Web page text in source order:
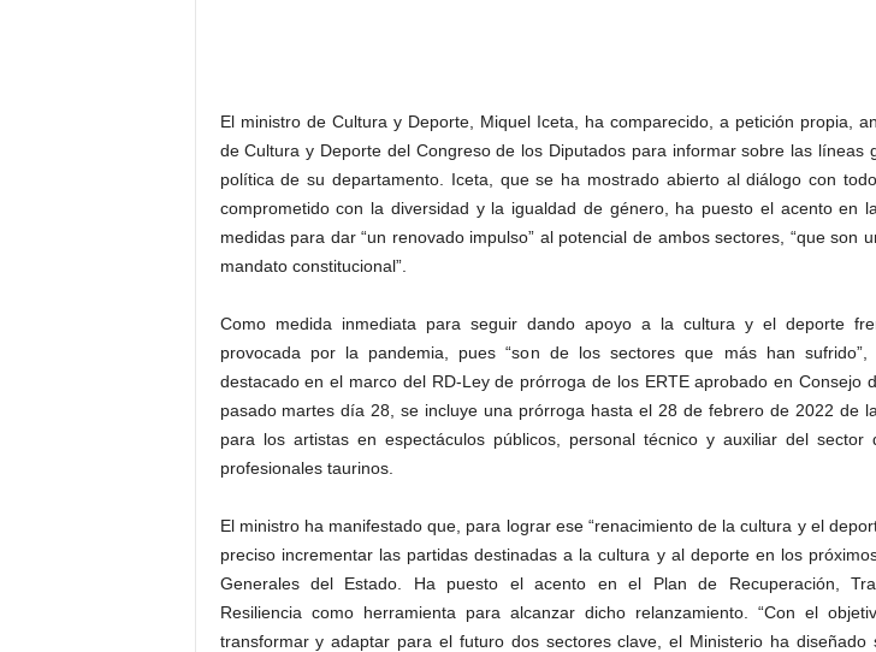
El ministro de Cultura y Deporte, Miquel Iceta, ha comparecido, a petición propia,
de Cultura y Deporte del Congreso de los Diputados para informar sobre las líneas
política de su departamento. Iceta, que se ha mostrado abierto al diálogo con
comprometido con la diversidad y la igualdad de género, ha puesto el acento en
medidas para dar “un renovado impulso” al potencial de ambos sectores, “que son
mandato constitucional”.
Como medida inmediata para seguir dando apoyo a la cultura y el deporte
provocada por la pandemia, pues “son de los sectores que más han
destacado en el marco del RD-Ley de prórroga de los ERTE aprobado en Consejo
pasado martes día 28, se incluye una prórroga hasta el 28 de febrero de 2022 de
para los artistas en espectáculos públicos, personal técnico y auxiliar del sector
profesionales taurinos.
El ministro ha manifestado que, para lograr ese “renacimiento de la cultura y el
preciso incrementar las partidas destinadas a la cultura y al deporte en los
Generales del Estado. Ha puesto el acento en el Plan de Recuperación,
Resiliencia como herramienta para alcanzar dicho relanzamiento. “Con el
transformar y adaptar para el futuro dos sectores clave, el Ministerio ha diseñado